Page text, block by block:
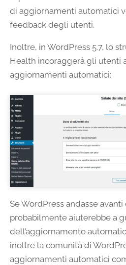
di aggiornamenti automatici
feedback degli utenti.
Inoltre, in WordPress 5.7, lo
Health incoraggerà gli utenti
aggiornamenti automatici:
Se WordPress andasse
probabilmente aiuterebbe a
dell’aggiornamento
inoltre la comunità di
aggiornamenti automatici